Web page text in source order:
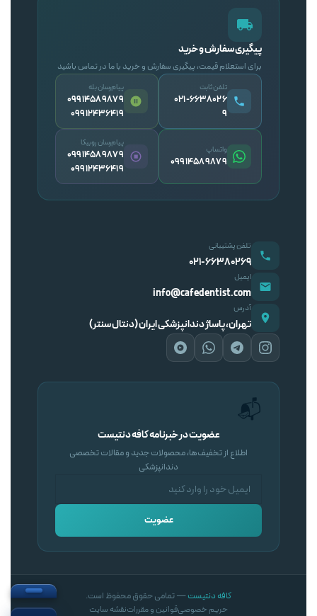
پیگیری سفارش و خرید
برای استعلام قیمت، پیگیری سفارش و خرید با ما در تماس باشید
تلفن ثابت
۰۲۱-۶۶۳۸۰۲۶
۹
پیام‌رسان بله
09914589879
09912436419
واتساپ
09914589879
پیام‌رسان روبیکا
09914589879
09912436419
تلفن پشتیبانی
۰۲۱-۶۶۳۸۰۲۶۹
ایمیل
info@cafedentist.com
آدرس
تهران، پاساژ دندانپزشکی ایران (دنتال سنتر)
📬
عضویت در خبرنامه کافه دنتیست
اطلاع از تخفیف‌ها، محصولات جدید و مقالات تخصصی
دندانپزشکی
عضویت
کافه دنتیست— تمامی حقوق محفوظ است.
حریم خصوصیقوانین و مقرراتنقشه سایت